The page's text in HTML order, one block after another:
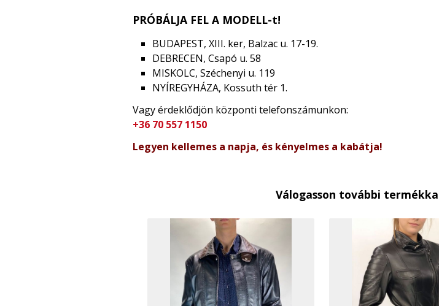
PRÓBÁLJA FEL A MODELL-t!
BUDAPEST, XIII. ker, Balzac u. 17-19.
DEBRECEN, Csapó u. 58
MISKOLC, Széchenyi u. 119
NYÍREGYHÁZA, Kossuth tér 1.
Vagy érdeklődjön központi telefonszámunkon:
+36 70 557 1150
Legyen kellemes a napja, és kényelmes a kabátja!
Válogasson további